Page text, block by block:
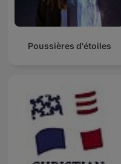
Poussières d'étoiles